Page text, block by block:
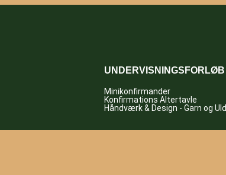
UNDERVISNINGSFORLØB
Minikonfirmander
Konfirmations Altertavle
Håndværk & Design - Garn og Uld